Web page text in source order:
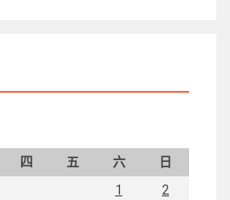
四 五 六
日
1
2